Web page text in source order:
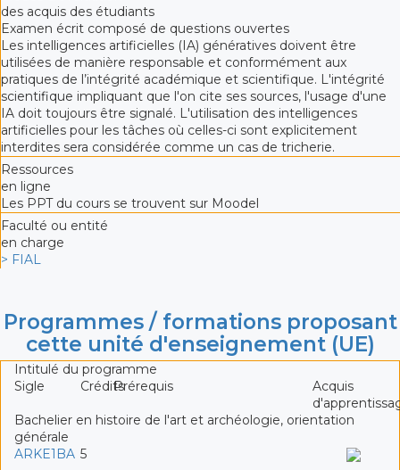
des acquis des étudiants
Examen écrit composé de questions ouvertes
Les intelligences artificielles (IA) génératives doivent être
utilisées de manière responsable et conformément aux
pratiques de l’intégrité académique et scientifique. L'intégrité
scientifique impliquant que l'on cite ses sources, l'usage d'une
IA doit toujours être signalé. L'utilisation des intelligences
artificielles pour les tâches où celles-ci sont explicitement
interdites sera considérée comme un cas de tricherie.
Ressources
en ligne
Les PPT du cours se trouvent sur Moodel
Faculté ou entité
en charge
> FIAL
Programmes / formations proposant
cette unité d'enseignement (UE)
Intitulé du programme
Sigle
CréditsPrérequis
Acquis
Bachelier en histoire de l'art et archéologie, orientation
générale
ARKE1BA 5